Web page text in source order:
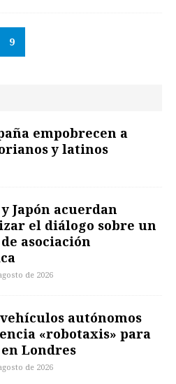
9
empobrecen a
y latinos
Japón acuerdan
el diálogo sobre un
asociación
de 2026
autónomos
«robotaxis» para
Londres
de 2026